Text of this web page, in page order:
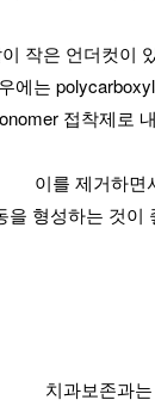
작은 언더컷이
에는
접착제로
이를 제거하면
을 형성하는 것이
치과보존과는